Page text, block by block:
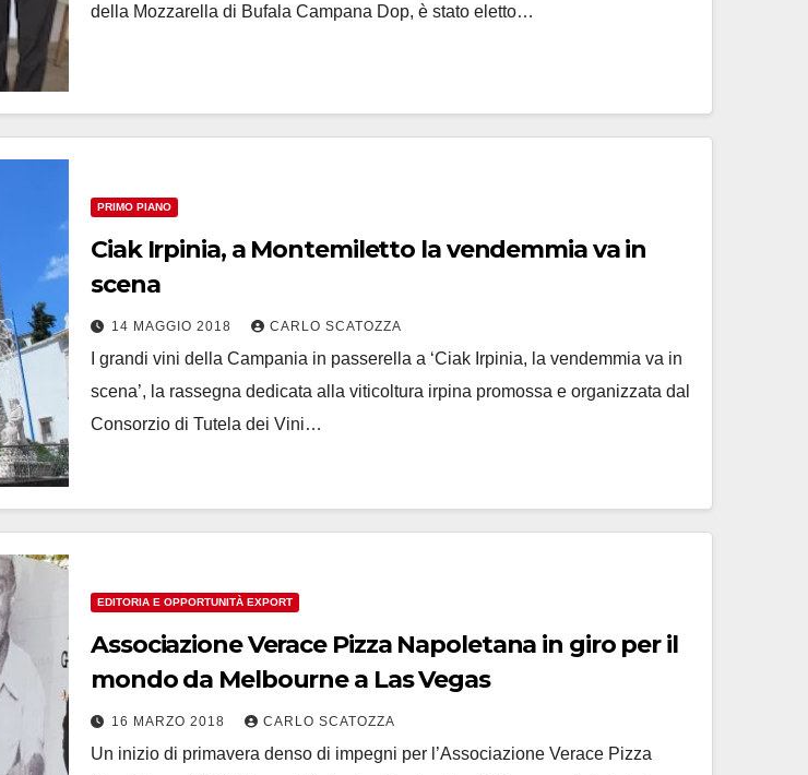
della Mozzarella di Bufala Campana Dop, è stato eletto…
PRIMO PIANO
Ciak Irpinia, a Montemiletto la vendemmia va in
scena
14 MAGGIO 2018 CARLO SCATOZZA
I grandi vini della Campania in passerella a ‘Ciak Irpinia, la vendemmia va in
scena’, la rassegna dedicata alla viticoltura irpina promossa e organizzata dal
Consorzio di Tutela dei Vini…
EDITORIA E OPPORTUNITÀ EXPORT
Associazione Verace Pizza Napoletana in giro per il
mondo da Melbourne a Las Vegas
16 MARZO 2018 CARLO SCATOZZA
Un inizio di primavera denso di impegni per l’Associazione Verace Pizza